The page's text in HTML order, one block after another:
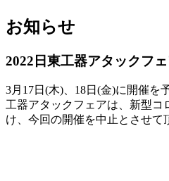
お知らせ
2022日東工器アタックフ
3月17日(木)、18日(金)に開催を
工器アタックフェアは、新型コ
け、今回の開催を中止とさせて